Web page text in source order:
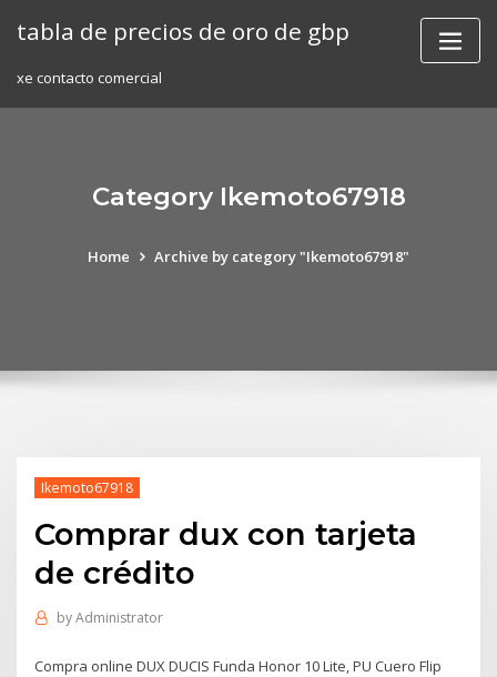
tabla de precios de oro de gbp
xe contacto comercial
Category Ikemoto67918
Home Archive by category "Ikemoto67918"
Ikemoto67918
Comprar dux con tarjeta
de crédito
byAdministrator
Compra online DUX DUCIS Funda Honor 10 Lite, PU Cuero Flip